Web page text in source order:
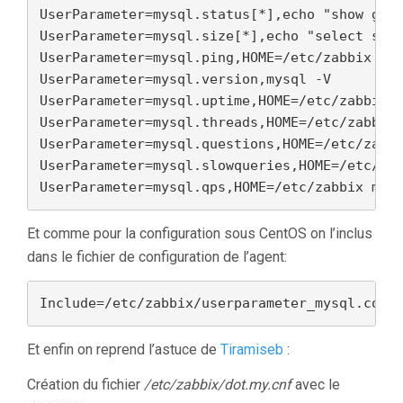
UserParameter=mysql.status[*],echo "show
UserParameter=mysql.size[*],echo "select
UserParameter=mysql.ping,HOME=/etc/zabbix
UserParameter=mysql.version,mysql -V
UserParameter=mysql.uptime,HOME=/etc/
UserParameter=mysql.threads,HOME=/etc/
UserParameter=mysql.questions,HOME=/
UserParameter=mysql.slowqueries,HOME=/
UserParameter=mysql.qps,HOME=/etc/zabbix
Et comme pour la configuration sous CentOS on l’inclus
dans le fichier de configuration de l’agent:
Include=/etc/zabbix/userparameter_mysql.conf
Et enfin on reprend l’astuce de Tiramiseb :
Création du fichier /etc/zabbix/dot.my.cnfavec le